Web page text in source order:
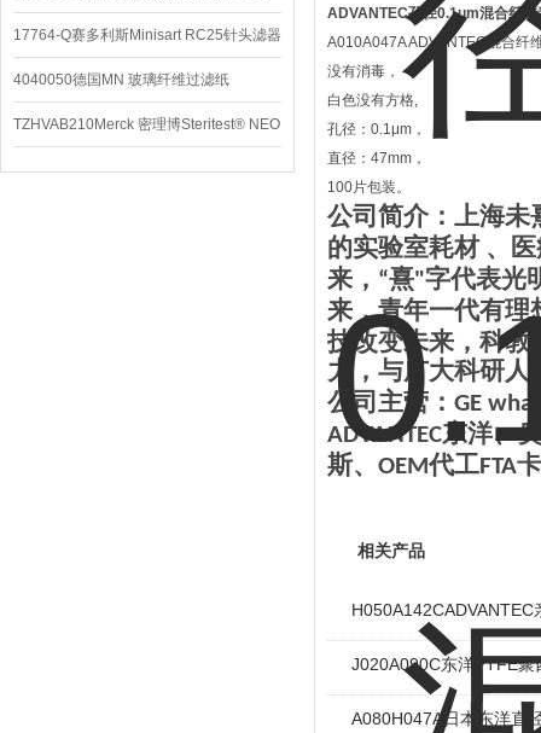
养基
17764-Q赛多利斯Minisart RC25针头滤器
4040050德国MN 玻璃纤维过滤纸
TZHVAB210Merck 密理博Steritest® NEO
设备
ADVANTEC孔径0.1um混合纤维
A010A047A ADVANTEC混合纤
没有消毒，
白色没有方格,
孔径：0.1μm，
直径：47mm，
100片包装。
公司简介：上海未
的实验室耗材 、
来， “熹"字代表光
来，青年一代有理
技改变未来，科教
力，与广大科研人
公司主营： GE
ADVANTEC东洋、
斯、 OEM代工FTA卡
相关产品
J020A090C东洋PTFE
A080H047A日本东洋直